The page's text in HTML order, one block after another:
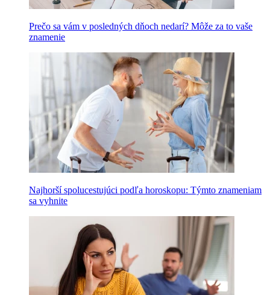
Prečo sa vám v posledných dňoch nedarí? Môže za to vaše
znamenie
Najhorší spolucestujúci podľa horoskopu: Týmto znameniam
sa vyhnite